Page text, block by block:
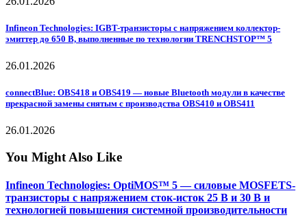
Infineon Technologies: IGBT-транзисторы с напряжением коллектор-
эмиттер до 650 В, выполненные по технологии TRENCHSTOP™ 5
26.01.2026
connectBlue: OBS418 и OBS419 — новые Bluetooth модули в качестве
прекрасной замены снятым с производства OBS410 и OBS411
26.01.2026
You Might Also Like
Infineon Technologies: OptiMOS™ 5 — силовые MOSFETS-
транзисторы с напряжением сток-исток 25 В и 30 В и
технологией повышения системной производительности